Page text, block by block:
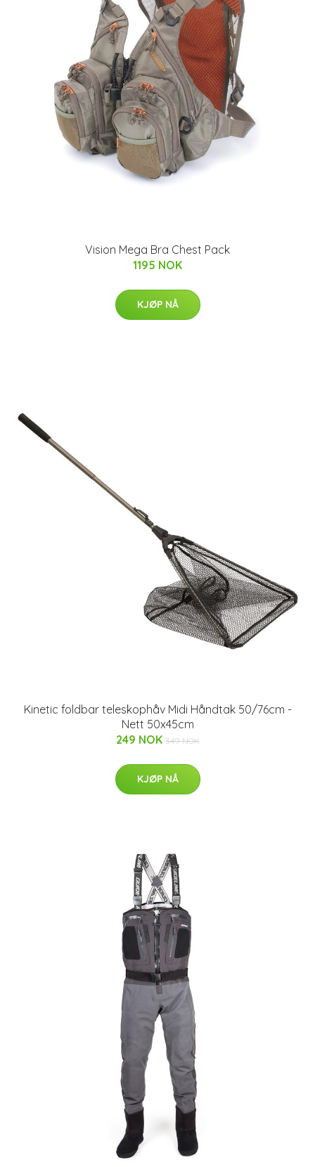
Vision Mega Bra Chest Pack
1195 NOK
KJØP NÅ
Kinetic foldbar teleskophåv Midi Håndtak 50/76cm -
Nett 50x45cm
249 NOK 349 NOK
KJØP NÅ